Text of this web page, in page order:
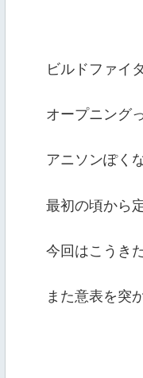
ビルドファイ
オープニング
アニソンぽく
最初の頃から
今回はこうき
また意表を突